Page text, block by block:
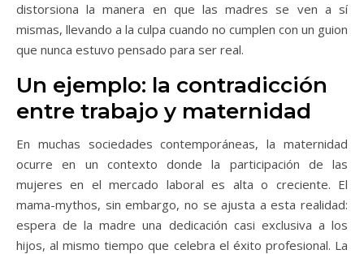
distorsiona la manera en que las madres se ven a sí
mismas, llevando a la culpa cuando no cumplen con un guion
que nunca estuvo pensado para ser real.
Un ejemplo: la contradicción
entre trabajo y maternidad
En muchas sociedades contemporáneas, la maternidad
ocurre en un contexto donde la participación de las
mujeres en el mercado laboral es alta o creciente. El
mama-mythos, sin embargo, no se ajusta a esta realidad:
espera de la madre una dedicación casi exclusiva a los
hijos, al mismo tiempo que celebra el éxito profesional. La